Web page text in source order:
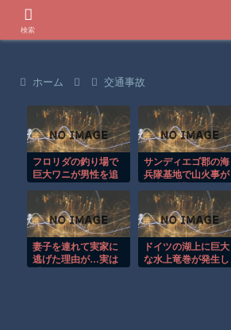
ホーム 交通事故
フロリダの釣り場で
巨大ワニが男性を追
間！！
サンディエゴ郡の海
兵隊基地で山火事が
妻子を連れて実家に
逃げた理由が…実は
ドイツの湖上に巨大
な水上竜巻が発生し
検索